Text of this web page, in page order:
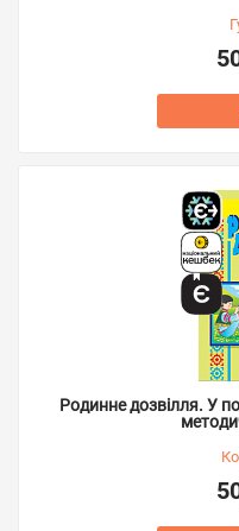
Родинне дозвілля. У